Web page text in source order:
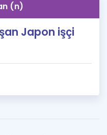
(n)
Japon işçi